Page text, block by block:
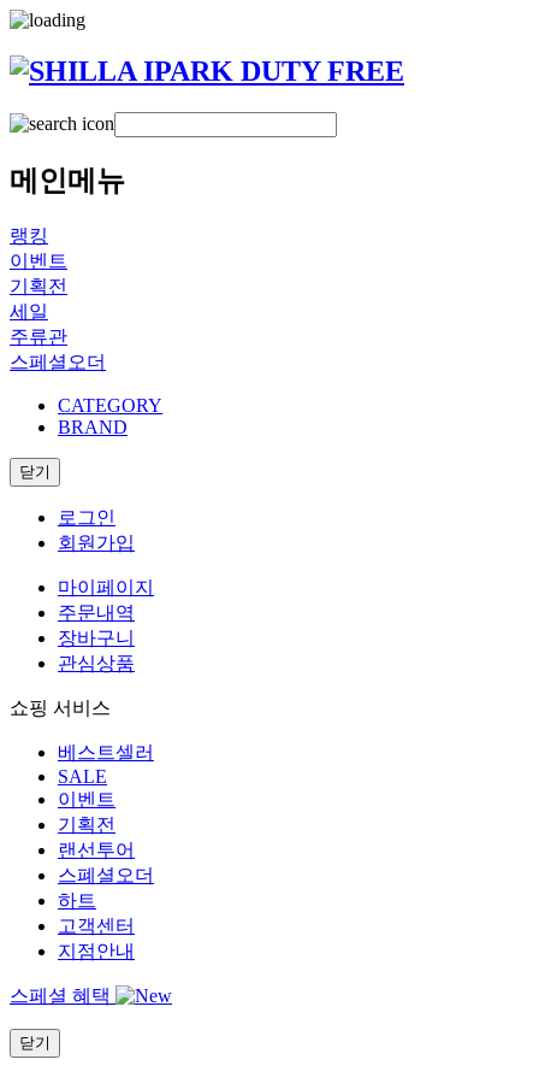
메인메뉴
랭킹
이벤트
기획전
세일
주류관
스페셜오더
CATEGORY
BRAND
닫기
로그인
회원가입
마이페이지
주문내역
장바구니
관심상품
쇼핑 서비스
베스트셀러
SALE
이벤트
기획전
랜선투어
스폐셜오더
하트
고객센터
지점안내
스페셜 혜택
닫기